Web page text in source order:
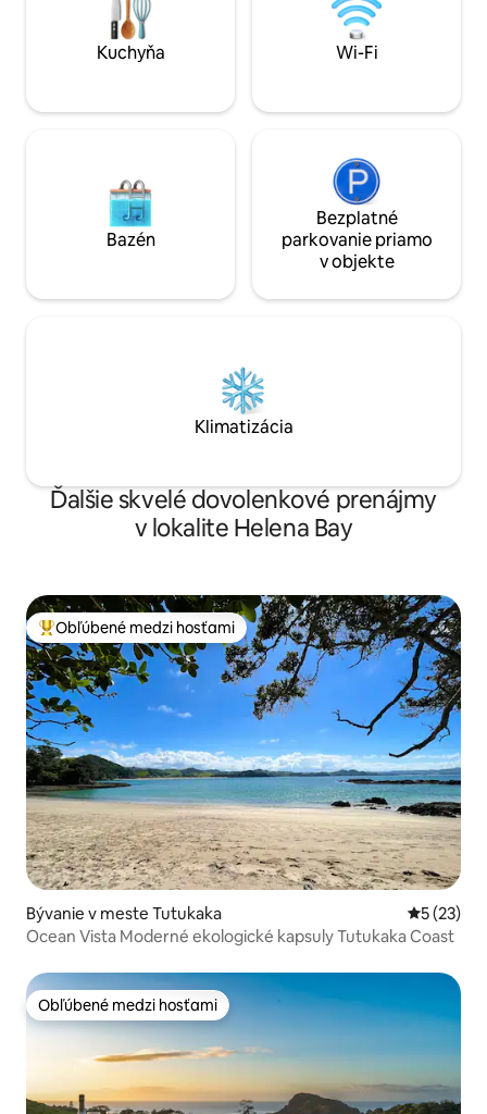
televízorov, množstva parkovacích
miest, modernej kuchyne a luxusných
kúpeľní a pohodlného štýlového
malo pred týmto
Môžete to cítiť.
Kuchyňa Wi-Fi
Bazén
Bezplatné
parkovanie priamo
v objekte
Klimatizácia
Ďalšie skvelé dovolenkové prenájmy
v lokalite Helena Bay
Najobľúbenejšie medzi hosťami
Obľúbené medzi hosťami
Bývanie v meste Tutukaka
5 (23)
Ocean Vista Moderné ekologické kapsuly Tutukaka Coast
Obľúbené medzi hosťami
Obľúbené medzi hosťami